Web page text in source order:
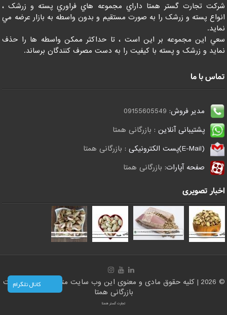
شرکت تجارت گستر همتا داراي مجموعه هاي فراوري پسته و زرشک ،
انواع پسته و زرشک را به صورت مستقيم و بدون واسطه به بازار عرضه مي
نمايد.
سعي اين مجموعه بر اين است ، تا حداکثر ممکن واسطه ها را حذف
نمايد و زرشک و پسته با کيفيت را به دست مصرف کنندگان برساند.
تماس با ما
مدیر فروش: 09155605549
پشتیبانی آنلاین : بازرگانی همتا
(E-Mail)پست الکترونیکی :
بازرگانی همتا
صفحه آپارات: بازرگانی همتا
اخبار تصویری
© 2026 | کلیه حقوق مادی و معنوی این وب سایت متعلق است به سایت
بازرگانی همتا
تجارت گستر همتا
کانال تلگرام